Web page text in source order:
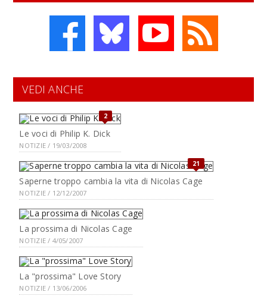
VEDI ANCHE
2
Le voci di Philip K. Dick
NOTIZIE / 19/03/2008
21
Saperne troppo cambia la vita di Nicolas Cage
NOTIZIE / 12/12/2007
La prossima di Nicolas Cage
NOTIZIE / 4/05/2007
La "prossima" Love Story
NOTIZIE / 13/06/2006